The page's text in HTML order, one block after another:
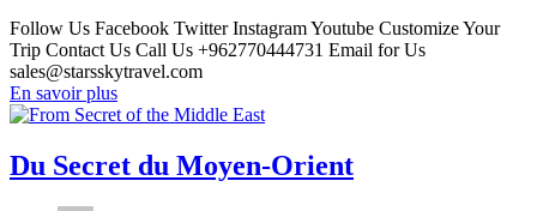
Follow Us Facebook Twitter Instagram Youtube Customize Your
Trip Contact Us Call Us +962770444731 Email for Us
sales@starsskytravel.com
En savoir plus
Du Secret du Moyen-Orient